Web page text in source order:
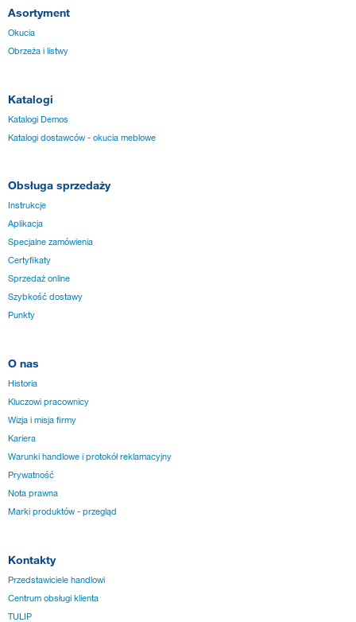
Asortyment
Okucia
Obrzeża i listwy
Katalogi
Katalogi Demos
Katalogi dostawców - okucia meblowe
Obsługa sprzedaży
Instrukcje
Aplikacja
Specjalne zamówienia
Certyfikaty
Sprzedaż online
Szybkość dostawy
Punkty
O nas
Historia
Kluczowi pracownicy
Wizja i misja firmy
Kariera
Warunki handlowe i protokół reklamacyjny
Prywatność
Nota prawna
Marki produktów - przegląd
Kontakty
Przedstawiciele handlowi
Centrum obsługi klienta
TULIP